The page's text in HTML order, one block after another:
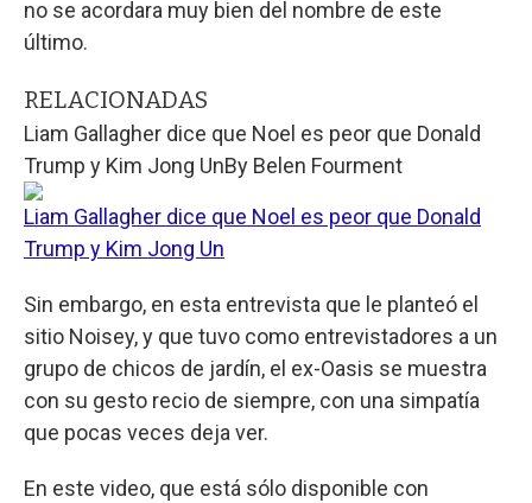
no se acordara muy bien del nombre de este
último.
RELACIONADAS
Liam Gallagher dice que Noel es peor que Donald
Trump y Kim Jong UnBy Belen Fourment
Liam Gallagher dice que Noel es peor que Donald
Trump y Kim Jong Un
Sin embargo, en esta entrevista que le planteó el
sitio Noisey, y que tuvo como entrevistadores a un
grupo de chicos de jardín, el ex-Oasis se muestra
con su gesto recio de siempre, con una simpatía
que pocas veces deja ver.
En este video, que está sólo disponible con